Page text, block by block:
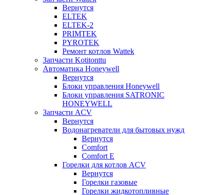
Вернутся
ELTEK
ELTEK-2
PRIMTEK
PYROTEK
Ремонт котлов Wattek
Запчасти Kotitonttu
Автоматика Honeywеll
Вернутся
Блоки управления Honeywell
Блоки управления SATRONIC
HONEYWELL
Запчасти ACV
Вернутся
Водонагреватели для бытовых нужд
Вернутся
Comfort
Comfort E
Горелки для котлов ACV
Вернутся
Горелки газовые
Горелки жидкотопливные